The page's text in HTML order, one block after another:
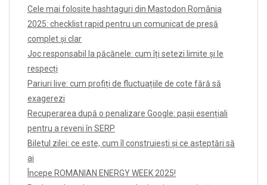
Cele mai folosite hashtaguri din Mastodon România
2025: checklist rapid pentru un comunicat de presă
complet și clar
Joc responsabil la păcănele: cum îți setezi limite și le
respecți
Pariuri live: cum profiți de fluctuațiile de cote fără să
exagerezi
Recuperarea după o penalizare Google: pașii esențiali
pentru a reveni în SERP
Biletul zilei: ce este, cum îl construiești și ce așteptări să
ai
Începe ROMANIAN ENERGY WEEK 2025!